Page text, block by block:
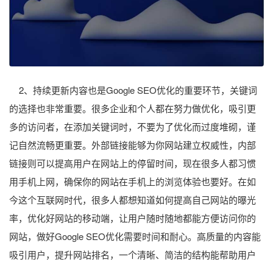
2、持续更新内容也是Google SEO优化的重要环节，关键词
的选择也非常重要。很多企业和个人都在努力做优化，吸引更
多的访问者，在添加关键词时，不要为了优化而过度堆砌，谨
记自然流畅更重要。外部链接能够为你网站建立权威性，内部
链接则可以提高用户在网站上的停留时间，现在很多人都习惯
用手机上网，确保你的网站在手机上的浏览体验也要好。在如
今这个互联网时代，很多人都想知道如何提高自己网站的曝光
率，优化好网站的移动端，让用户随时随地都能方便访问你的
网站，做好Google SEO优化需要时间和耐心。高质量的内容能
吸引用户，提升网站排名，一个清晰、简洁的结构能帮助用户